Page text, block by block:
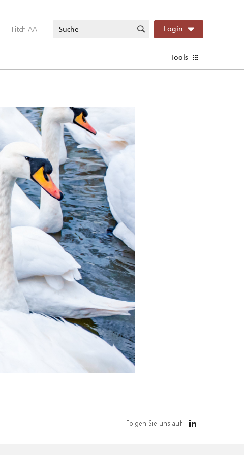
| Fitch AA Login
Tools
Folgen Sie uns auf